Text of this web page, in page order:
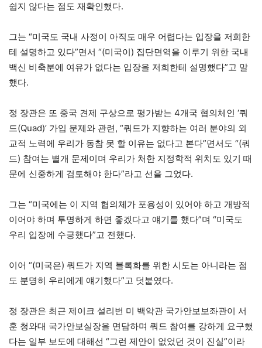
쉽지 않다는 점도 재확인했다.
그는 “미국도 국내 사정이 아직도 매우 어렵다는 입장을 저희한
테 설명하고 있다”면서 “(미국이) 집단면역을 이루기 위한 국내
백신 비축분에 여유가 없다는 입장을 저희한테 설명했다”고 말
했다.
정 장관은 또 중국 견제 구상으로 평가받는 4개국 협의체인 ‘쿼
드(Quad)’ 가입 문제와 관련, “쿼드가 지향하는 여러 분야의 외
교적 노력에 우리가 동참 못 할 이유는 없다고 본다”면서도 “(쿼
드) 참여는 별개 문제이며 우리가 처한 지정학적 위치도 있기 때
문에 신중하게 검토해야 한다”라고 선을 그었다.
그는 “미국에는 이 지역 협의체가 포용성이 있어야 하고 개방적
이어야 하며 투명하게 하면 좋겠다고 얘기를 했다”며 “미국도
우리 입장에 수긍했다”고 전했다.
이어 “(미국은) 쿼드가 지역 블록화를 위한 시도는 아니라는 점
도 분명히 우리에게 얘기했다”고 덧붙였다.
정 장관은 최근 제이크 설리번 미 백악관 국가안보보좌관이 서
훈 청와대 국가안보실장을 면담하며 쿼드 참여를 강하게 요구했
다는 일부 보도에 대해선 “그런 제안이 없었던 것이 진실”이라